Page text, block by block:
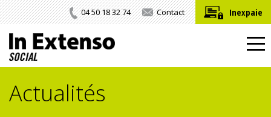
04 50 18 32 74 Contact Inexpaie
Actualités